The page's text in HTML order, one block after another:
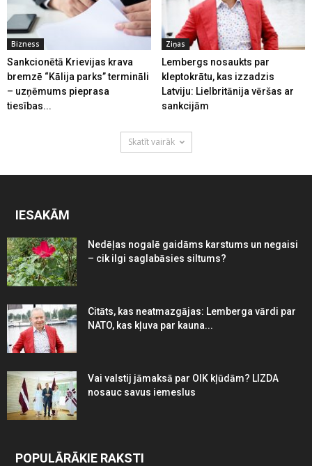
Bizness
Sankcionētā Krievijas krava
bremzē “Kālija parks” termināli
– uzņēmums pieprasa
tiesības...
Ziņas
Lembergs nosaukts par
kleptokrātu, kas izzadzis
Latviju: Lielbritānija vēršas ar
sankcijām
Skatīt vairāk
IESAKĀM
Nedēļas nogalē gaidāms karstums un negaisi
– cik ilgi saglabāsies siltums?
Citāts, kas neatmazgājas: Lemberga vārdi par
NATO, kas kļuva par kauna...
Vai valstij jāmaksā par OIK kļūdām? LIZDA
nosauc savus iemeslus
POPULĀRĀKIE RAKSTI